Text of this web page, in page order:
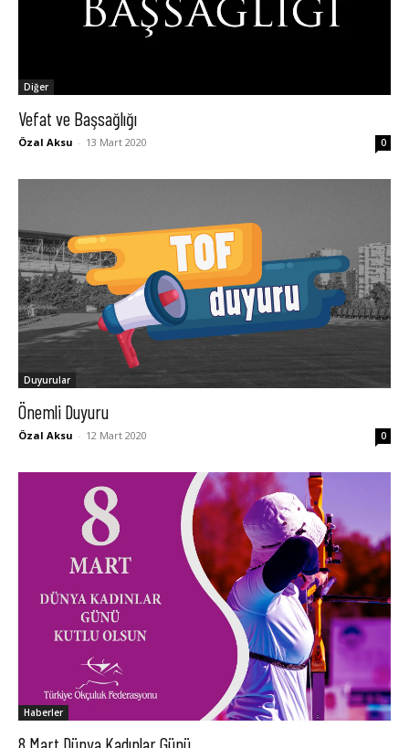
Diğer
Vefat ve Başsağlığı
Özal Aksu - 13 Mart 2020 0
Duyurular
Önemli Duyuru
Özal Aksu - 12 Mart 2020 0
Haberler